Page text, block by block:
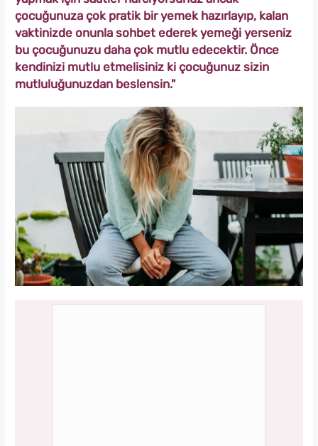
çocuğunuza çok pratik bir yemek hazırlayıp, kalan
vaktinizde onunla sohbet ederek yemeği yerseniz
bu çocuğunuzu daha çok mutlu edecektir. Önce
kendinizi mutlu etmelisiniz ki çocuğunuz sizin
mutluluğunuzdan beslensin."